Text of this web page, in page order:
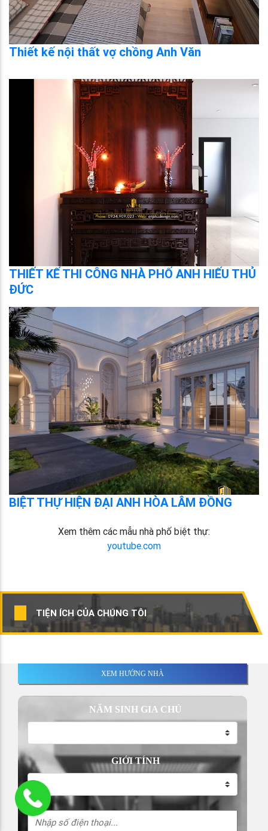
Thiết kế nội thất vợ chồng Anh Văn
THIẾT KẾ THI CÔNG NHÀ PHỐ ANH HIẾU THỦ
ĐỨC
BIỆT THỰ HIỆN ĐẠI ANH HÒA LÂM ĐỒNG
Xem thêm các mẫu nhà phố biệt thự:
youtube.com
TIỆN ÍCH CỦA CHÚNG TÔI
XEM HƯỚNG NHÀ
NĂM SINH GIA CHỦ
GIỚI TÍNH